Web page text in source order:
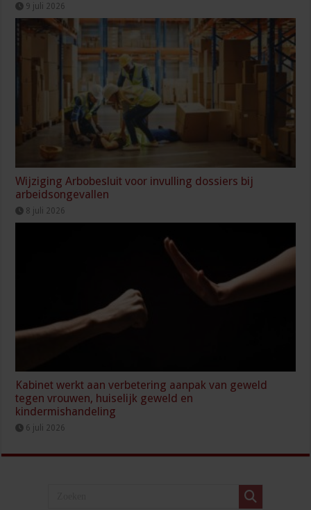
9 juli 2026
Wijziging Arbobesluit voor invulling dossiers bij
arbeidsongevallen
8 juli 2026
Kabinet werkt aan verbetering aanpak van geweld
tegen vrouwen, huiselijk geweld en
kindermishandeling
6 juli 2026